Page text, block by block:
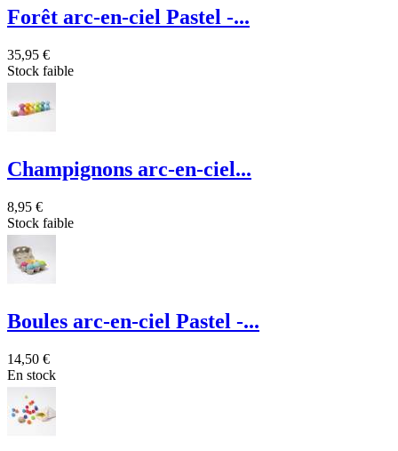
Forêt arc-en-ciel Pastel -...
35,95 €
Stock faible
Champignons arc-en-ciel...
8,95 €
Stock faible
Boules arc-en-ciel Pastel -...
14,50 €
En stock